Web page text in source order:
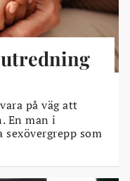
på väg att
En man i
som